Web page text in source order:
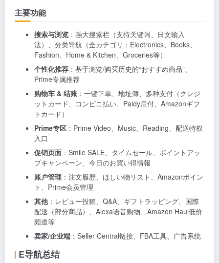
主要功能
搜索与浏览 ：强大搜索栏（支持关键词、日文输入
法）、分类导航（全カテゴリ：Electronics、Books、
Fashion、Home & Kitchen、Groceries等）
个性化推荐 ：基于浏览/购买历史的“おすすめ商品”、
Prime专属推荐
购物车 & 结账 ：一键下单、地址簿、多种支付（クレジ
ットカード、コンビニ払い、Paidy后付、Amazonギフ
トカード）
Prime专区 ：Prime Video、Music、Reading、配送特权
入口
促销页面 ：Smile SALE、タイムセール、ポイントアッ
プキャンペーン、今日のお買い得情報
账户管理 ：注文履歴、ほしい物リスト、Amazonポイン
ト、Prime会员管理
其他：レビュー投稿、Q&A、ギフトラッピング、国際
配送（部分商品）、Alexa语音购物、Amazon Haul低价
频道等
卖家/企业端 ：Seller Central链接、FBA工具、广告系统
E导航总结